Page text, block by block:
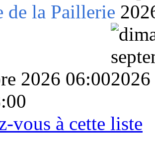
de la Paillerie
2026 06:00
vous à cette liste